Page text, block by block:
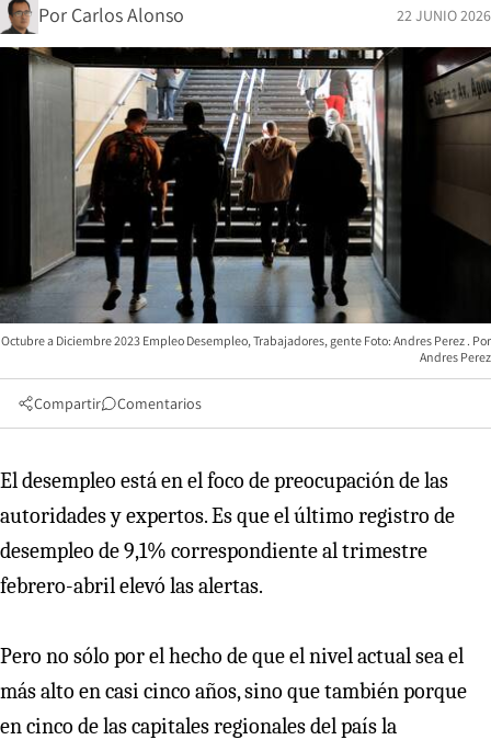
Por Carlos Alonso 22 JUNIO 2026
Octubre a Diciembre 2023 Empleo Desempleo, Trabajadores, gente Foto: Andres Perez
Andres Perez
Compartir Comentarios
El desempleo está en el foco de preocupación de las
autoridades y expertos. Es que el último registro de
desempleo de 9,1% correspondiente al trimestre
febrero-abril elevó las alertas.
Pero no sólo por el hecho de que el nivel actual sea el
más alto en casi cinco años, sino que también porque
en cinco de las capitales regionales del país la